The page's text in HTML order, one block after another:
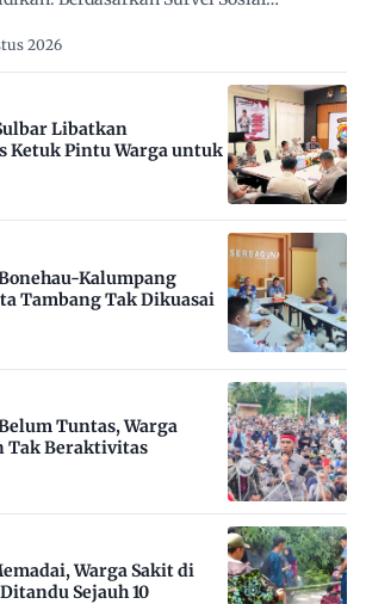
2026
Libatkan
Ketuk Pintu Warga untuk
Kalumpang
Tambang Tak Dikuasai
Tuntas, Warga
Tak Beraktivitas
Warga Sakit di
Sejauh 10